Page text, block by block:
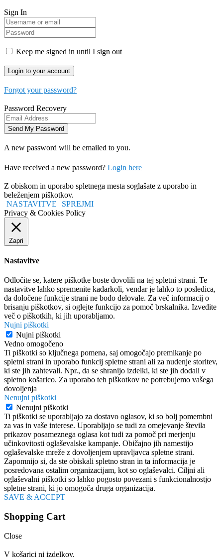
Sign In
Keep me signed in until I sign out
Forgot your password?
Password Recovery
A new password will be emailed to you.
Have received a new password? Login here
Z obiskom in uporabo spletnega mesta soglašate z uporabo in
beleženjem piškotkov.
NASTAVITVE
SPREJMI
Privacy & Cookies Policy
Zapri
Nastavitve
Odločite se, katere piškotke boste dovolili na tej spletni strani. Te
nastavitve lahko spremenite kadarkoli, vendar je lahko to posledica,
da določene funkcije strani ne bodo delovale. Za več informacij o
brisanju piškotkov, si oglejte funkcijo za pomoč brskalnika. Izvedite
več o piškotkih, ki jih uporabljamo.
Nujni piškotki
Nujni piškotki
Vedno omogočeno
Ti piškotki so ključnega pomena, saj omogočajo premikanje po
spletni strani in uporabo funkcij spletne strani ali za nudenje storitev,
ki ste jih zahtevali. Npr., da se shranijo izdelki, ki ste jih dodali v
spletno košarico. Za uporabo teh piškotkov ne potrebujemo vašega
dovoljenja
Nenujni piškotki
Nenujni piškotki
Ti piškotki se uporabljajo za dostavo oglasov, ki so bolj pomembni
za vas in vaše interese. Uporabljajo se tudi za omejevanje števila
prikazov posameznega oglasa kot tudi za pomoč pri merjenju
učinkovitosti oglaševalske kampanje. Običajno jih namestijo
oglaševalske mreže z dovoljenjem upravljavca spletne strani.
Zapomnijo si, da ste obiskali spletno stran in ta informacija je
posredovana ostalim organizacijam, kot so oglaševalci. Ciljni ali
oglaševalni piškotki so lahko pogosto povezani s funkcionalnostjo
spletne strani, ki jo omogoča druga organizacija.
SAVE & ACCEPT
Shopping Cart
Close
V košarici ni izdelkov.